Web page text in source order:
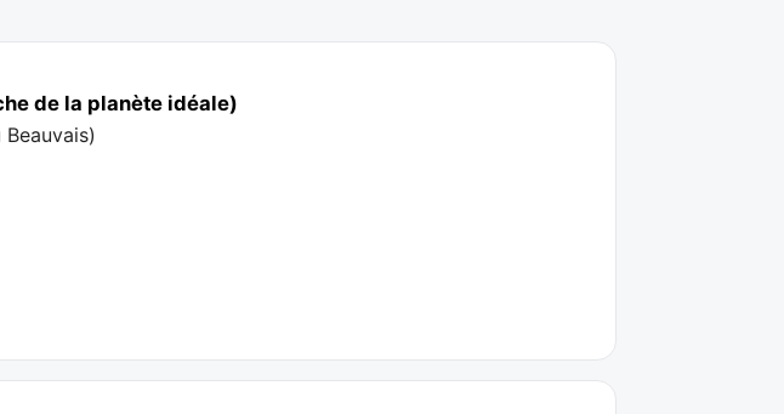
de la planète idéale)
)